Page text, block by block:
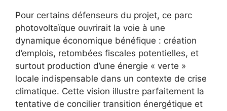
Pour certains défenseurs du projet, ce parc
photovoltaïque ouvrirait la voie à une
dynamique économique bénéfique : création
d’emplois, retombées fiscales potentielles, et
surtout production d’une énergie « verte »
locale indispensable dans un contexte de crise
climatique. Cette vision illustre parfaitement la
tentative de concilier transition énergétique et